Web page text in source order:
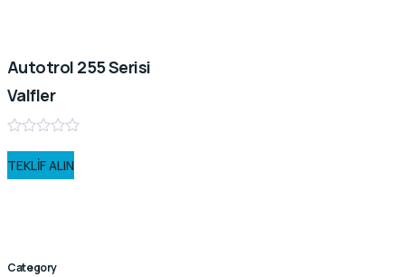
Autotrol 255 Serisi
Valfler
0
out
TEKLIF ALIN
Category